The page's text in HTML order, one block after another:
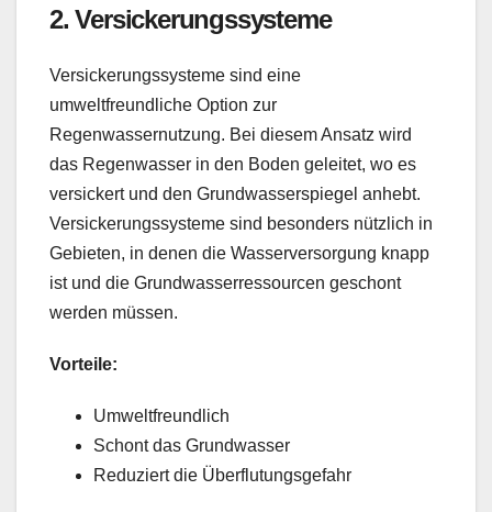
2.Versickerungssysteme
Versickerungssysteme sind eine
umweltfreundliche Option zur
Regenwassernutzung. Bei diesem Ansatz wird
das Regenwasser in den Boden geleitet, wo es
versickert und den Grundwasserspiegel anhebt.
Versickerungssysteme sind besonders nützlich in
Gebieten, in denen die Wasserversorgung knapp
ist und die Grundwasserressourcen geschont
werden müssen.
Vorteile:
Umweltfreundlich
Schont das Grundwasser
Reduziert die Überflutungsgefahr